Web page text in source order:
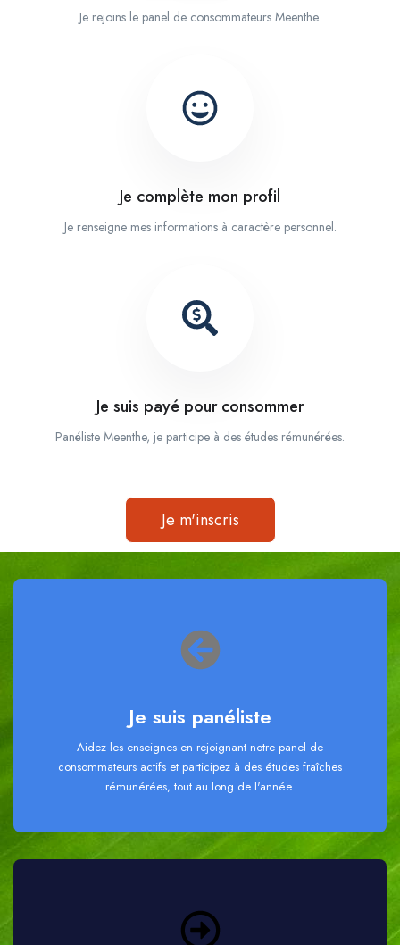
Je rejoins le panel de consommateurs Meenthe.
Je complète mon profil
Je renseigne mes informations à caractère personnel.
Je suis payé pour consommer
Panéliste Meenthe, je participe à des études rémunérées.
Je m'inscris
Je suis panéliste
Aidez les enseignes en rejoignant notre panel de
consommateurs actifs et participez à des études fraîches
rémunérées, tout au long de l'année.